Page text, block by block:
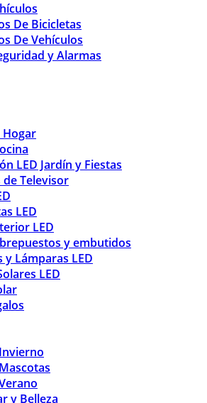
De Bicicletas
De Vehículos
y Alarmas
LED Jardín y Fiestas
Televisor
LED
LED
y embutidos
y Lámparas LED
LED
y Belleza